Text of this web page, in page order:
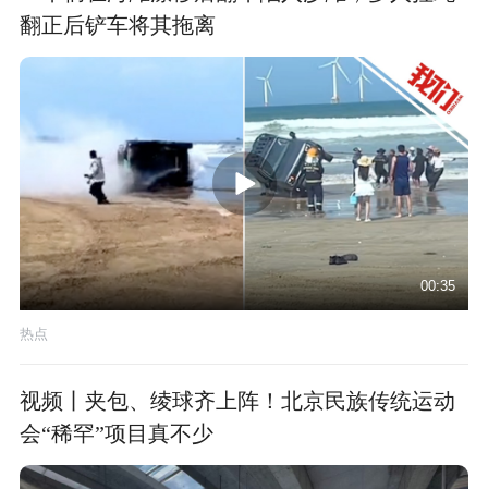
翻正后铲车将其拖离
00:35
热点
视频丨夹包、绫球齐上阵！北京民族传统运动
会“稀罕”项目真不少